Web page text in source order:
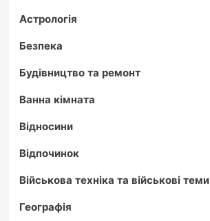
Астрологія
Безпека
Будівництво та ремонт
Ванна кімната
Відносини
Відпочинок
Військова техніка та військові теми
Географія